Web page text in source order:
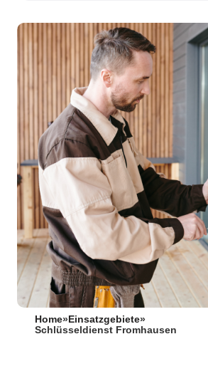
Home» Einsatzgebiete»
Schlüsseldienst Fromhausen